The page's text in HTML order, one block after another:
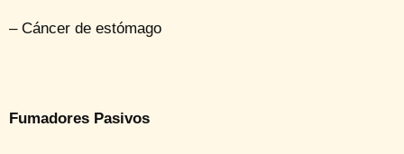
– Cáncer de estómago
Fumadores Pasivos